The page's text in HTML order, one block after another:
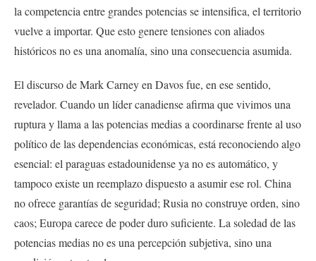
la competencia entre grandes potencias se intensifica, el territorio
vuelve a importar. Que esto genere tensiones con aliados
históricos no es una anomalía, sino una consecuencia asumida.
El discurso de Mark Carney en Davos fue, en ese sentido,
revelador. Cuando un líder canadiense afirma que vivimos una
ruptura y llama a las potencias medias a coordinarse frente al uso
político de las dependencias económicas, está reconociendo algo
esencial: el paraguas estadounidense ya no es automático, y
tampoco existe un reemplazo dispuesto a asumir ese rol. China
no ofrece garantías de seguridad; Rusia no construye orden, sino
caos; Europa carece de poder duro suficiente. La soledad de las
potencias medias no es una percepción subjetiva, sino una